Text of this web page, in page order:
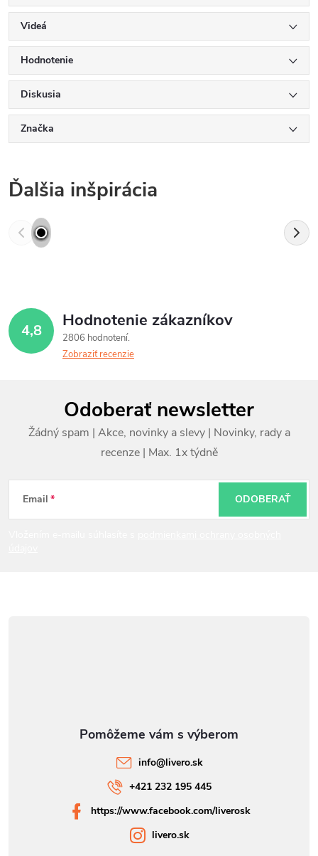
Videá
Hodnotenie
Diskusia
Značka
Ďalšia inšpirácia
4,8 Hodnotenie zákazníkov
2806 hodnotení
Zobraziť recenzie
ä
Odoberať newsletter
Email ODOBERAŤ
info@livero.sk
+421 232 195 445
https://www.facebook.com/liverosk
livero.sk